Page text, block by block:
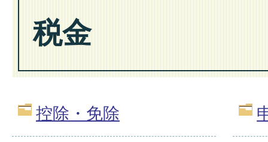
税金
控除・免除